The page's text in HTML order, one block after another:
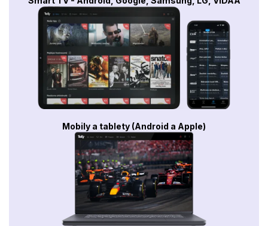
Mobily a tablety (Android a Apple)